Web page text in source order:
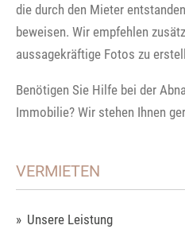
die durch den Mieter
beweisen. Wir empfehlen
aussagekräftige Fotos zu
Benötigen Sie Hilfe bei der
Immobilie? Wir stehen Ihnen
VERMIETEN
Unsere Leistung